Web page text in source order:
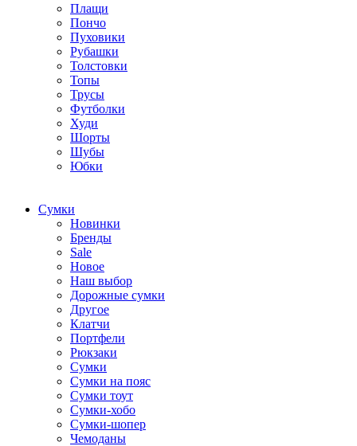
Плащи
Пончо
Пуховики
Рубашки
Толстовки
Топы
Трусы
Футболки
Худи
Шорты
Шубы
Юбки
Cумки
Новинки
Бренды
Sale
Новое
Наш выбор
Дорожные сумки
Другое
Клатчи
Портфели
Рюкзаки
Сумки
Сумки на пояс
Сумки тоут
Сумки-хобо
Сумки-шопер
Чемоданы